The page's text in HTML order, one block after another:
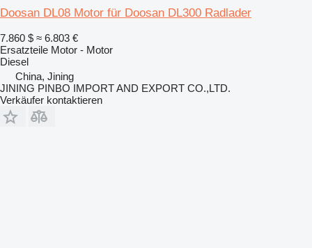
Doosan DL08 Motor für Doosan DL300 Radlader
7.860 $ ≈ 6.803 €
Ersatzteile Motor - Motor
Diesel
China, Jining
JINING PINBO IMPORT AND EXPORT CO.,LTD.
Verkäufer kontaktieren